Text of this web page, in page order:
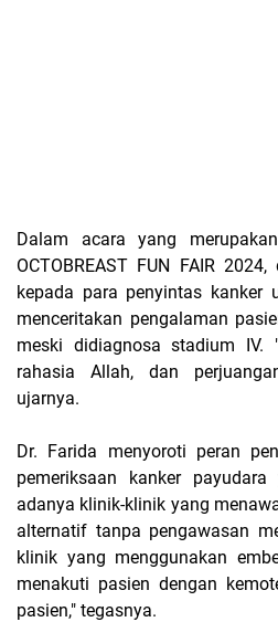
Dalam acara yang
OCTOBREAST FUN FAIR
kepada para penyintas kanker
menceritakan pengalaman
meski didiagnosa stadium
rahasia Allah, dan
ujarnya.
Dr. Farida menyoroti peran
pemeriksaan kanker
adanya klinik-klinik yang
alternatif tanpa pengawasan
klinik yang menggunakan
menakuti pasien dengan
pasien," tegasnya.